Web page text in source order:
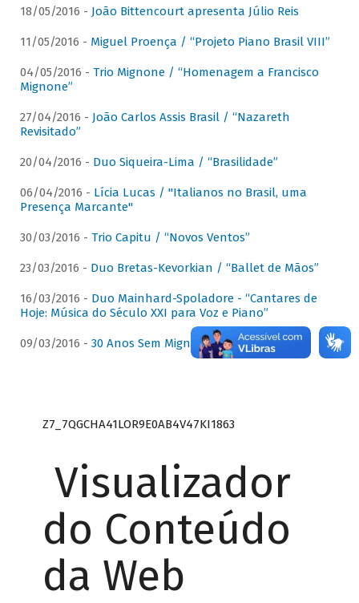
18/05/2016 - João Bittencourt apresenta Júlio Reis
11/05/2016 - Miguel Proença / “Projeto Piano Brasil VIII”
04/05/2016 - Trio Mignone / “Homenagem a Francisco
Mignone”
27/04/2016 - João Carlos Assis Brasil / “Nazareth
Revisitado”
20/04/2016 - Duo Siqueira-Lima / “Brasilidade”
06/04/2016 - Lícia Lucas / "Italianos no Brasil, uma
Presença Marcante"
30/03/2016 - Trio Capitu / “Novos Ventos”
23/03/2016 - Duo Bretas-Kevorkian / “Ballet de Mãos”
16/03/2016 - Duo Mainhard-Spoladore - “Cantares de
Hoje: Música do Século XXI para Voz e Piano”
09/03/2016 - 30 Anos Sem Mignone
Z7_7QGCHA41LOR9E0AB4V47KI1863
Visualizador
do Conteúdo
da Web